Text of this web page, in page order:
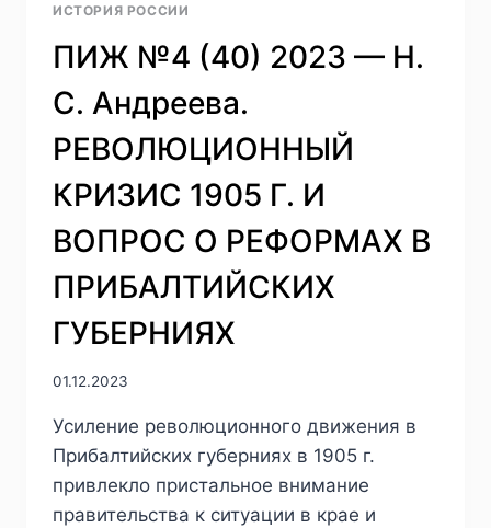
ИСТОРИЯ РОССИИ
ПИЖ №4 (40) 2023 — Н.
С. Андреева.
РЕВОЛЮЦИОННЫЙ
КРИЗИС 1905 Г. И
ВОПРОС О РЕФОРМАХ В
ПРИБАЛТИЙСКИХ
ГУБЕРНИЯХ
01.12.2023
Усиление революционного движения в
Прибалтийских губерниях в 1905 г.
привлекло пристальное внимание
правительства к ситуации в крае и